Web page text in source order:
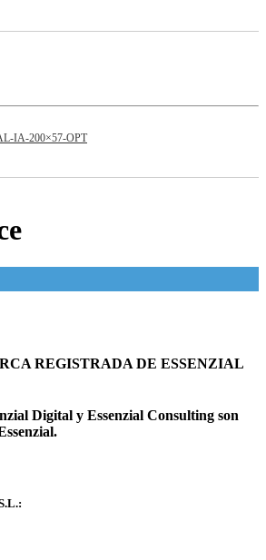
REGISTRADA DE ESSENZIAL
Digital y Essenzial Consulting son